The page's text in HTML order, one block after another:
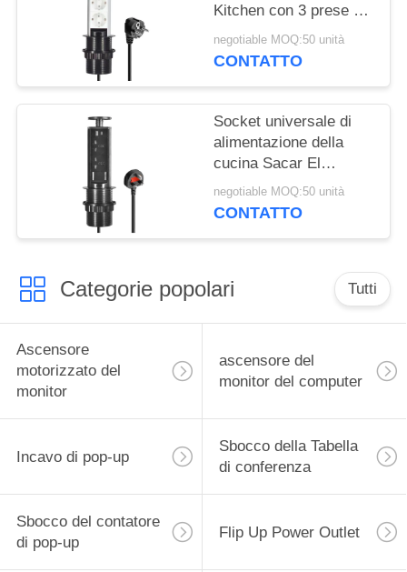
Kitchen con 3 prese di
corrente EU, corrente
nominale 16A, IP44
negotiable MOQ:50 unità
CONTATTO
Socket universale di
alimentazione della
cucina Sacar El
Enchufe De La Cocina
Tavolo nascosto socket
negotiable MOQ:50 unità
CONTATTO
Categorie popolari Tutti
Ascensore
motorizzato del
monitor
ascensore del
monitor del computer
Incavo di pop-up
Sbocco della Tabella
di conferenza
Sbocco del contatore
di pop-up
Flip Up Power Outlet